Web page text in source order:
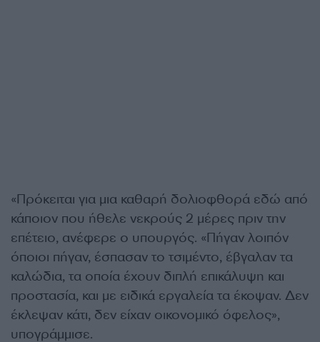
«Πρόκειται για μια καθαρή δολιοφθορά εδώ από
κάποιον που ήθελε νεκρούς 2 μέρες πριν την
επέτειο, ανέφερε ο υπουργός. «Πήγαν λοιπόν
όποιοι πήγαν, έσπασαν το τσιμέντο, έβγαλαν τα
καλώδια, τα οποία έχουν διπλή επικάλυψη και
προστασία, και με ειδικά εργαλεία τα έκοψαν. Δεν
έκλεψαν κάτι, δεν είχαν οικονομικό όφελος»,
υπογράμμισε.